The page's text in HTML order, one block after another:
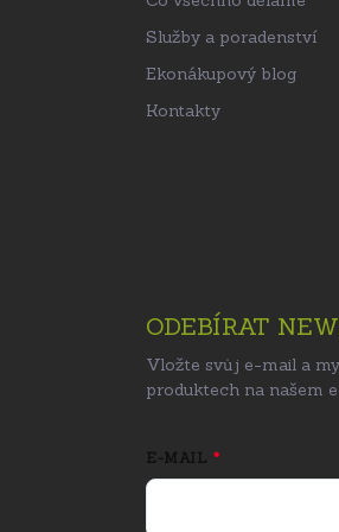
Služby a poradenství
Ekonákupový blog
Kontakty
ODEBÍRAT
Vložte svůj e-mail a
produktech na našem
E-MAIL